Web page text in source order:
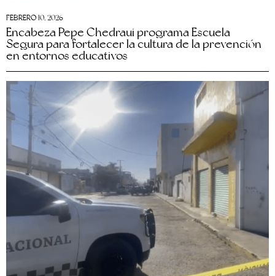
FEBRERO 10, 2026
Encabeza Pepe Chedraui programa Escuela
Segura para fortalecer la cultura de la prevención
en entornos educativos